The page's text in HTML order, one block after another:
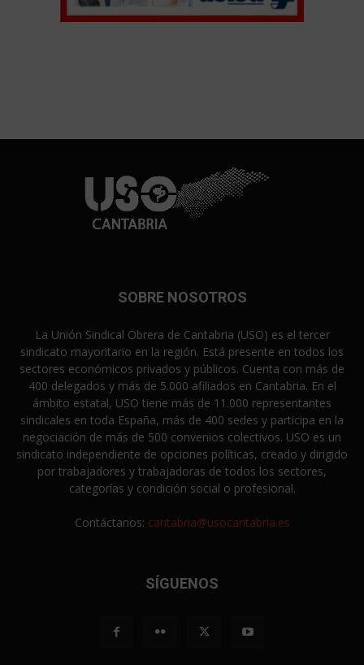
SOBRE NOSOTROS
La Unión Sindical Obrera de Cantabria (USO) es el tercer
sindicato mayoritario en la región. Está presente en todos los
sectores económicos privados y públicos. Cuenta con más de
400 delegados y más de 5.000 afiliados en Cantabria. En el
ámbito estatal, USO tiene más de 11.000 representantes
sindicales en toda España, más de 400 sedes y participa en la
negociación de más de 500 convenios colectivos. USO es un
sindicato independiente de opciones políticas, creado y dirigido
por trabajadores y trabajadoras de todos los sectores,
categorías y condición social o profesional.
Contáctanos: cantabria@usocantabria.es
SÍGUENOS